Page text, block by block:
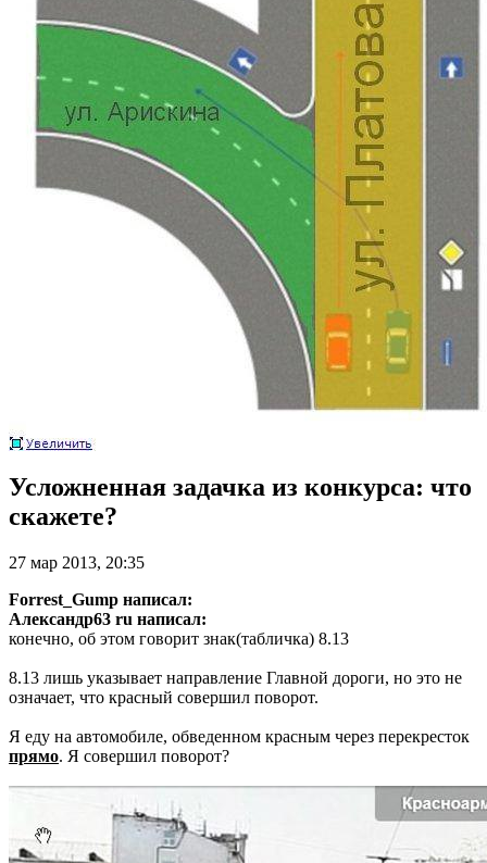
Усложненная задачка из конкурса: что
скажете?
27 мар 2013, 20:35
Forrest_Gump написал:
Александр63 ru написал:
конечно, об этом говорит знак(табличка) 8.13
8.13 лишь указывает направление Главной дороги, но это не
означает, что красный совершил поворот.
Я еду на автомобиле, обведенном красным через перекресток
прямо. Я совершил поворот?